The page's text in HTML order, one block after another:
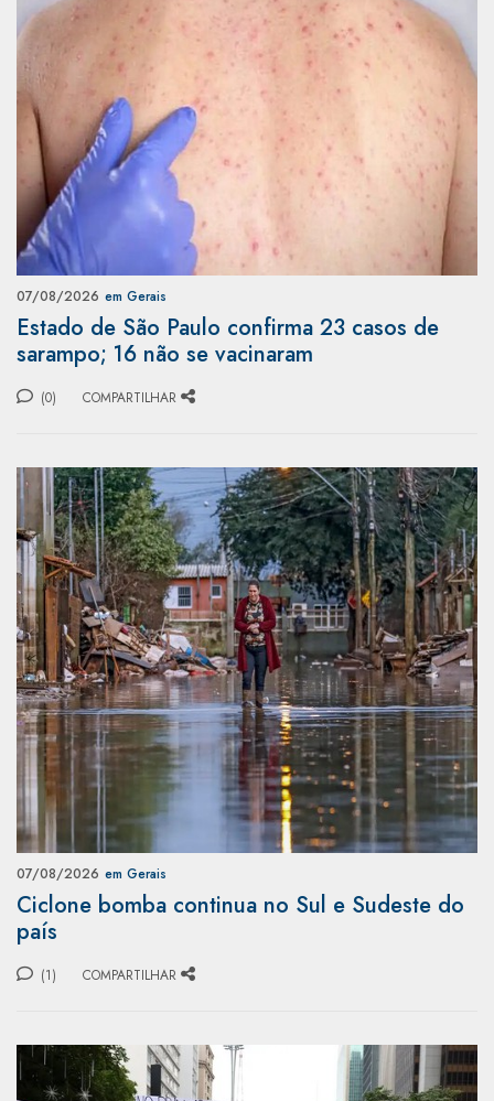
07/08/2026 em Gerais
Estado de São Paulo confirma 23 casos de
sarampo; 16 não se vacinaram
(0) COMPARTILHAR
07/08/2026 em Gerais
Ciclone bomba continua no Sul e Sudeste do
país
(1) COMPARTILHAR